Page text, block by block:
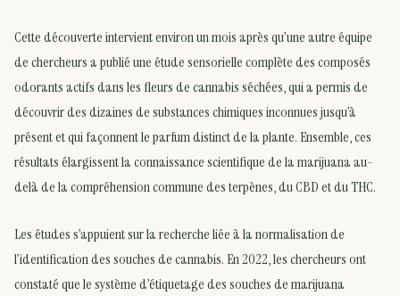
Cette découverte intervient environ un mois après qu’une autre équipe
de chercheurs a publié une étude sensorielle complète des composés
odorants actifs dans les fleurs de cannabis séchées, qui a permis de
découvrir des dizaines de substances chimiques inconnues jusqu’à
présent et qui façonnent le parfum distinct de la plante. Ensemble, ces
résultats élargissent la connaissance scientifique de la marijuana au-
delà de la compréhension commune des terpènes, du CBD et du THC.
Les études s’appuient sur la recherche liée à la normalisation de
l’identification des souches de cannabis. En 2022, les chercheurs ont
constaté que le système d’étiquetage des souches de marijuana